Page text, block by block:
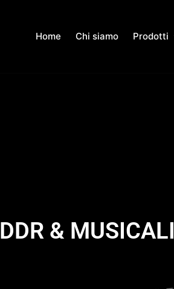
Home Chi siamo Prodotti
DDR & MUSICALI